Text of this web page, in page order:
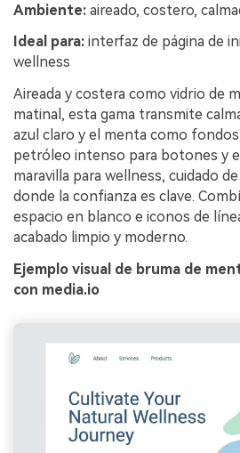
Ambiente: aireado, costero,
Ideal para: interfaz de página de
wellness
Aireada y costera como vidrio de
matinal, esta gama transmite
azul claro y el menta como
petróleo intenso para botones y
maravilla para wellness, cuidado
donde la confianza es clave.
espacio en blanco e iconos de
acabado limpio y moderno.
Ejemplo visual de bruma de
con media.io